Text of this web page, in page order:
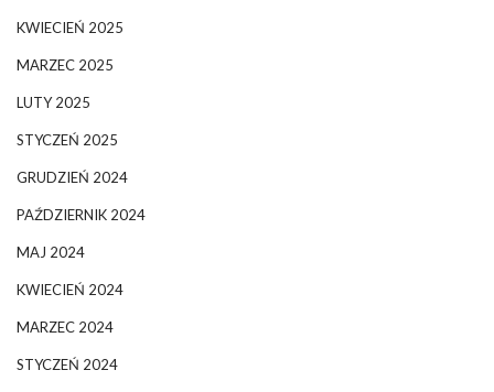
KWIECIEŃ 2025
MARZEC 2025
LUTY 2025
STYCZEŃ 2025
GRUDZIEŃ 2024
PAŹDZIERNIK 2024
MAJ 2024
KWIECIEŃ 2024
MARZEC 2024
STYCZEŃ 2024